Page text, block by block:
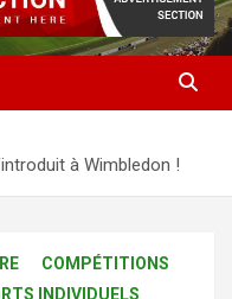
à Wimbledon !
COMPÉTITIONS
INDIVIDUELS